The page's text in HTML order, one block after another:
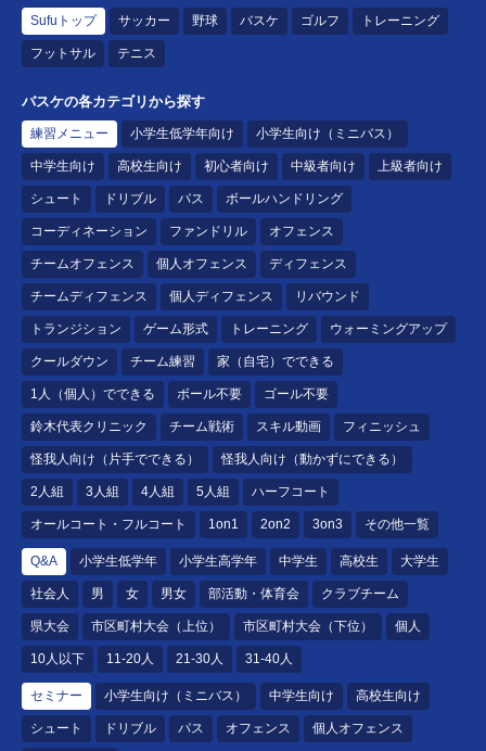
Sufuトップ サッカー 野球 バスケ ゴルフ トレーニング
フットサル テニス
バスケの各カテゴリから探す
練習メニュー 小学生低学年向け 小学生向け（ミニバス）
中学生向け 高校生向け 初心者向け 中級者向け 上級者向け
シュート ドリブル パス ボールハンドリング
コーディネーション ファンドリル オフェンス
チームオフェンス 個人オフェンス ディフェンス
チームディフェンス 個人ディフェンス リバウンド
トランジション ゲーム形式 トレーニング ウォーミングアップ
クールダウン チーム練習 家（自宅）でできる
1人（個人）でできる ボール不要 ゴール不要
鈴木代表クリニック チーム戦術 スキル動画 フィニッシュ
怪我人向け（片手でできる） 怪我人向け（動かずにできる）
2人組 3人組 4人組 5人組 ハーフコート
オールコート・フルコート 1on1 2on2 3on3 その他一覧
Q&A 小学生低学年 小学生高学年 中学生 高校生 大学生
社会人 男 女 男女 部活動・体育会 クラブチーム
県大会 市区町村大会（上位） 市区町村大会（下位） 個人
10人以下 11-20人 21-30人 31-40人
セミナー 小学生向け（ミニバス） 中学生向け 高校生向け
シュート ドリブル パス オフェンス 個人オフェンス